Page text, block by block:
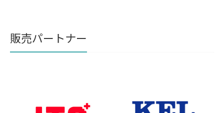
販売パートナー